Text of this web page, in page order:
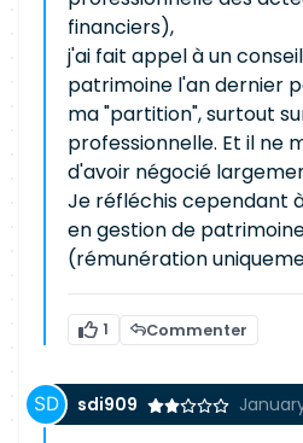
financiers),
j'ai fait appel à un
patrimoine l'an dernier
ma "partition", surtout
professionnelle. Et il ne
d'avoir négocié
Je réfléchis cependant
en gestion de
(rémunération
1 Commenter
sdi909